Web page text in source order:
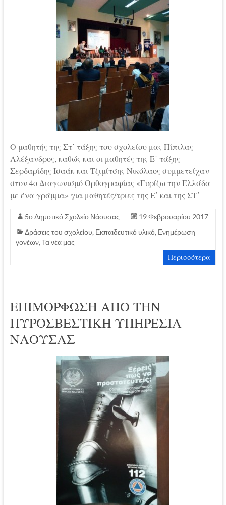
Ο μαθητής της Στ΄ τάξης του σχολείου μας Πίπιλας
Αλέξανδρος, καθώς και οι μαθητές της Ε΄ τάξης
Σερδαρίδης Ισαάκ και Τζιμίτσης Νικόλαος συμμετείχαν
στον 4ο Διαγωνισμό Ορθογραφίας «Γυρίζω την Ελλάδα
με ένα γράμμα» για μαθητές/τριες της Ε΄ και της ΣΤ΄
5ο Δημοτικό Σχολείο Νάουσας
19 Φεβρουαρίου 2017
Δράσεις του σχολείου, Εκπαιδευτικό υλικό, Ενημέρωση
γονέων, Τα νέα μας
Περισσότερα
ΕΠΙΜΟΡΦΩΣΗ ΑΠΟ ΤΗΝ
ΠΥΡΟΣΒΕΣΤΙΚΗ ΥΠΗΡΕΣΙΑ
ΝΑΟΥΣΑΣ